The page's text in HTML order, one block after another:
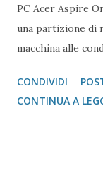
PC Acer Aspire
una partizione di
macchina alle
questo tipo.
CONDIVIDI
CONTINUA A